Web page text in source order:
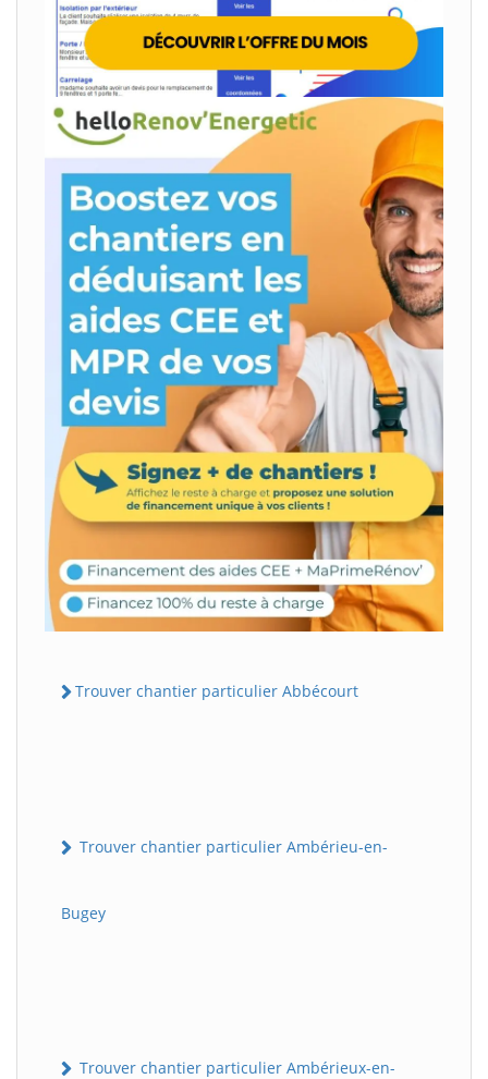
Trouver chantier particulier Abbécourt
Trouver chantier particulier Ambérieu-en-
Bugey
Trouver chantier particulier Ambérieux-en-